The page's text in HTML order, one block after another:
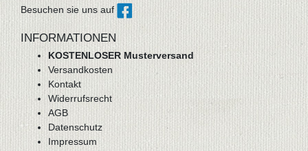
Besuchen sie uns auf
INFORMATIONEN
KOSTENLOSER Musterversand
Versandkosten
Kontakt
Widerrufsrecht
AGB
Datenschutz
Impressum